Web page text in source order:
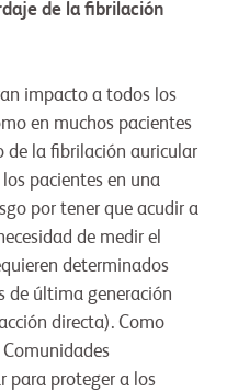
de la fibrilación
impacto a todos los
en muchos pacientes
de la fibrilación auricular
pacientes en una
por tener que acudir a
de medir el
determinados
de última generación
directa). Como
Comunidades
para proteger a los